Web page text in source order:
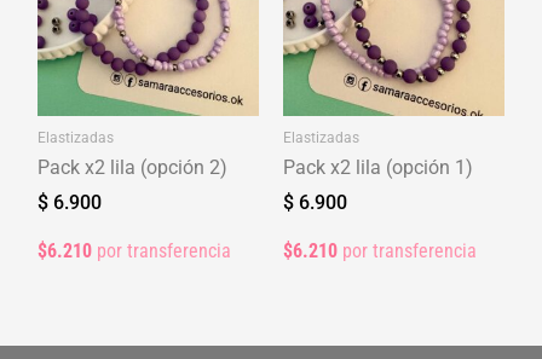
Elastizadas
Pack x2 lila (opción 2)
$ 6.900
$6.210 por transferencia
Elastizadas
Pack x2 lila (opción 1)
$ 6.900
$6.210 por transferencia